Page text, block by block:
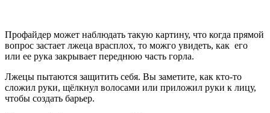
Профайдер может наблюдать такую картину, что когда прямой
вопрос застает лжеца врасплох, то можго увидеть, как его
или ее рука закрывает переднюю часть горла.
Лжецы пытаются защитить себя. Вы заметите, как кто-то
сложил руки, щёлкнул волосами или приложил руки к лицу,
чтобы создать барьер.